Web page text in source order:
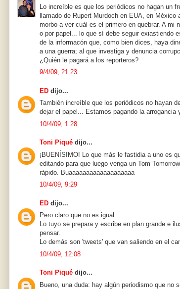
Lo increíble es que los periódicos no hagan un
llamado de Rupert Murdoch en EUA, en
morbo a ver cuál es el primero en quebrar. A mi
o por papel... lo que sí debe seguir exiastiendo
de la informacón que, como bien dices, haya
a una guerra; al que investiga y denuncia
¿Quién le pagará a los reporteros?
9/4/09, 21:23
ED dijo...
También increíble que los periódicos no hayan
dejar el papel... Estamos pagando la arrogancia
10/4/09, 1:28
Toni Piqué dijo...
¡BUENÍSIMO! Lo que más le fastidia a uno es
editando para que luego venga un Tom
rápido. Buaaaaaaaaaaaaaaaaaaa
10/4/09, 9:29
ED dijo...
Pero claro que no es igual.
Lo tuyo se prepara y escribe en plan grande e
pensar.
Lo demás son 'tweets' que van saliendo en el
10/4/09, 12:08
Toni Piqué dijo...
Bueno, una duda: hay algún periodismo que no